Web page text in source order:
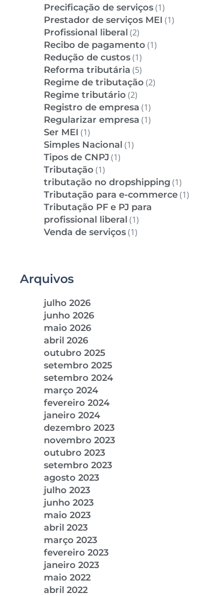
Precificação de serviços(1)
Prestador de serviços MEI (1)
Profissional liberal (2)
Recibo de pagamento (1)
Redução de custos(1)
Reforma tributária (5)
Regime de tributação (2)
Regime tributário (2)
Registro de empresa (1)
Regularizar empresa (1)
Ser MEI (1)
Simples Nacional (1)
Tipos de CNPJ (1)
Tributação (1)
tributação no dropshipping (1)
Tributação para e-commerce(1)
Tributação PF e PJ para
profissional liberal (1)
Venda de serviços(1)
Arquivos
julho 2026
junho 2026
maio 2026
abril 2026
outubro 2025
setembro 2025
setembro 2024
março 2024
fevereiro 2024
janeiro 2024
dezembro 2023
novembro 2023
outubro 2023
setembro 2023
agosto 2023
julho 2023
junho 2023
maio 2023
abril 2023
março 2023
fevereiro 2023
janeiro 2023
maio 2022
abril 2022